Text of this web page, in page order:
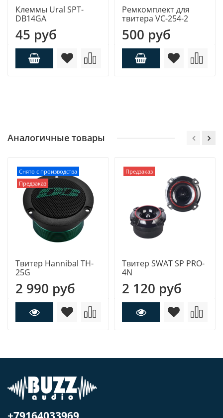
Клеммы Ural SPT-
DB14GA
45 руб
Ремкомплект для
твитера VC-254-2
500 руб
Аналогичные товары
Снято с производства
Предзаказ
Твитер Hannibal TH-
25G
2 990 руб
Предзаказ
Твитер SWAT SP PRO-
4N
2 120 руб